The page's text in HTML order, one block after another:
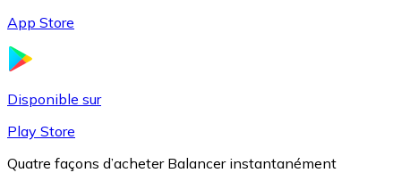
App Store
Disponible sur
Play Store
Quatre façons d’acheter Balancer instantanément